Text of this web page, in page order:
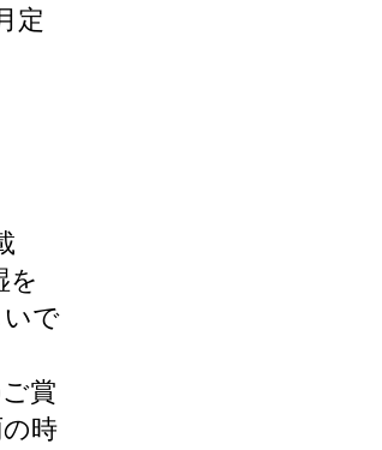
定
を
で
賞
時